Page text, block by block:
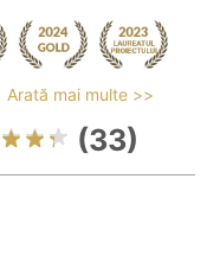
Arată mai multe >>
(33)